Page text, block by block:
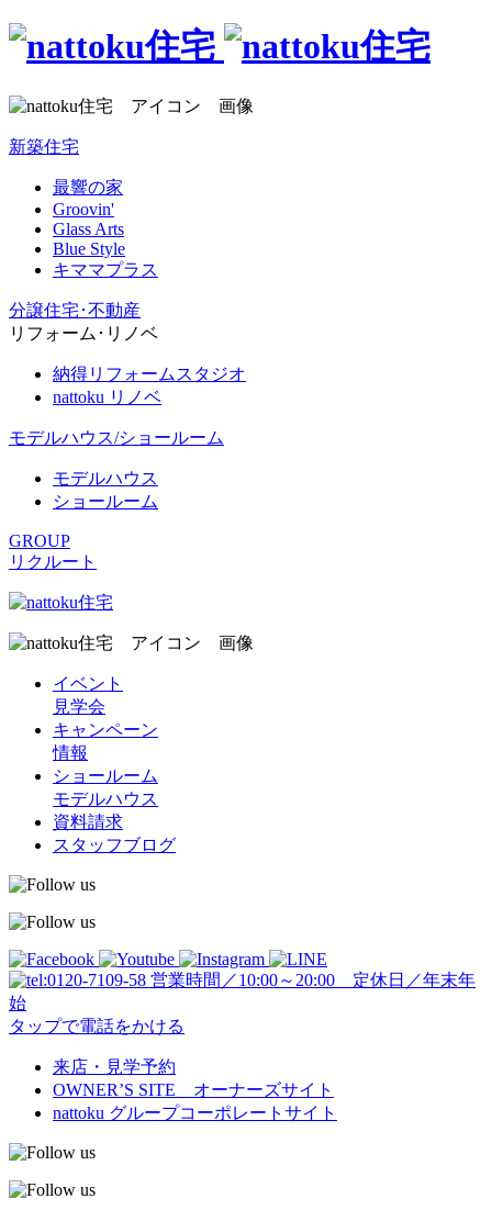
新築住宅
最響の家
Groovin'
Glass Arts
Blue Style
キママプラス
分譲住宅･不動産
リフォーム･リノベ
納得リフォームスタジオ
nattoku リノベ
モデルハウス/ショールーム
モデルハウス
ショールーム
GROUP
リクルート
イベント
見学会
キャンペーン
情報
ショールーム
モデルハウス
資料請求
スタッフブログ
営業時間／10:00～20:00 定休日／年末年
始
タップで電話をかける
来店・見学予約
OWNER’S SITE オーナーズサイト
nattoku グループコーポレートサイト